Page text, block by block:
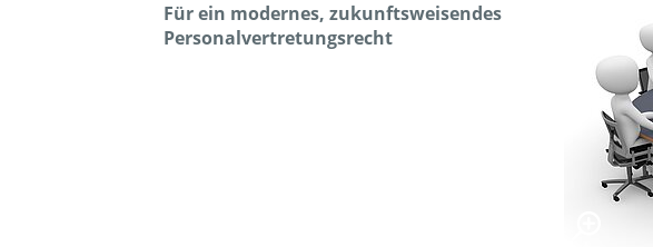
Für ein modernes, zukunftsweisendes
Personalvertretungsrecht